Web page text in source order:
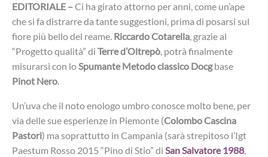
EDITORIALE –Ci ha girato attorno per anni, come un’ape
che si fa distrarre da tante suggestioni, prima di posarsi sul
fiore più bello del reame. Riccardo Cotarella, grazie al
“Progetto qualità” di Terre d’Oltrepò, potrà finalmente
misurarsi con loSpumante Metodo classico Docgbase
Pinot Nero.
Un’uva che il noto enologo umbro conosce molto bene, per
via delle sue esperienze in Piemonte (Colombo Cascina
Pastori) ma soprattutto in Campania (sarà strepitoso l’Igt
Paestum Rosso 2015 “Pino di Stio” di San Salvatore 1988,